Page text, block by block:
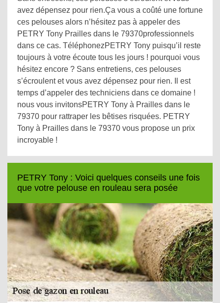
avez dépensez pour rien.Ça vous a coûté une fortune
ces pelouses alors n’hésitez pas à appeler des
PETRY Tony Prailles dans le 79370professionnels
dans ce cas. TéléphonezPETRY Tony puisqu’il reste
toujours à votre écoute tous les jours ! pourquoi vous
hésitez encore ? Sans entretiens, ces pelouses
s’écroulent et vous avez dépensez pour rien. Il est
temps d’appeler des techniciens dans ce domaine !
nous vous invitonsPETRY Tony à Prailles dans le
79370 pour rattraper les bêtises risquées. PETRY
Tony à Prailles dans le 79370 vous propose un prix
incroyable !
PETRY Tony : Voici quelques conseils une fois
que votre pelouse en rouleau sera posée